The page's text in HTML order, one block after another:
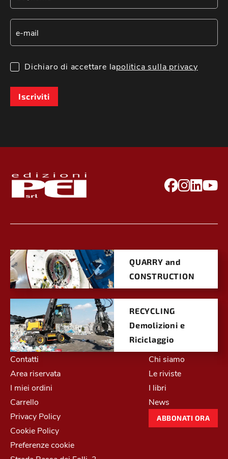
Dichiaro di accettare lapolitica sulla privacy
Iscriviti
QUARRY and
CONSTRUCTION
RECYCLING
Demolizioni e
Riciclaggio
Contatti
Area riservata
I miei ordini
Carrello
Privacy Policy
Cookie Policy
Preferenze cookie
Chi siamo
Le riviste
I libri
News
ABBONATI ORA